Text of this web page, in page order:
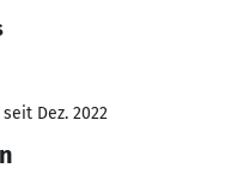
Dez. 2022